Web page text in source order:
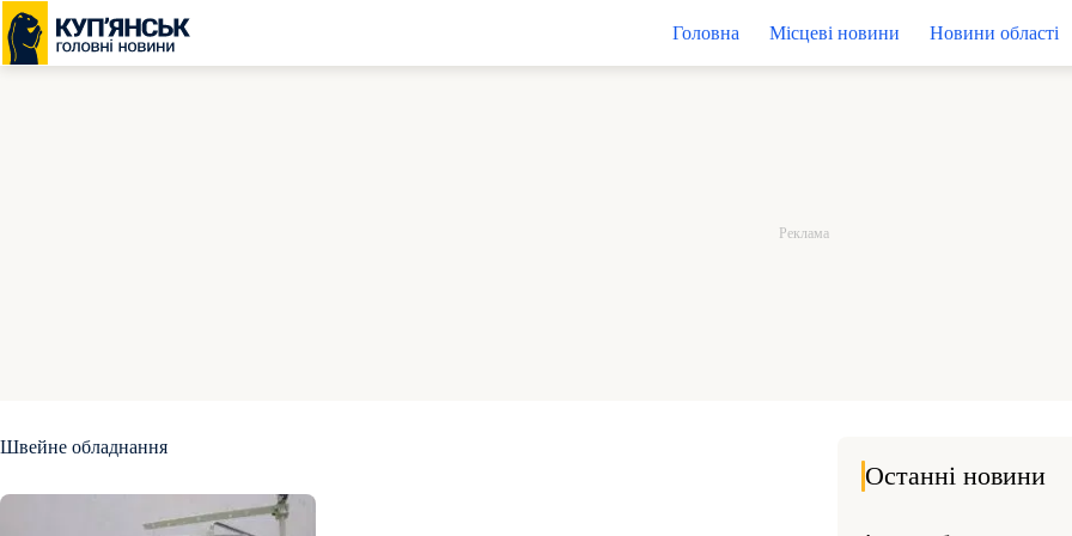
Перейти
до
вмісту
Головна Місцеві новини Новини області
Швейне обладнання
Останні новини